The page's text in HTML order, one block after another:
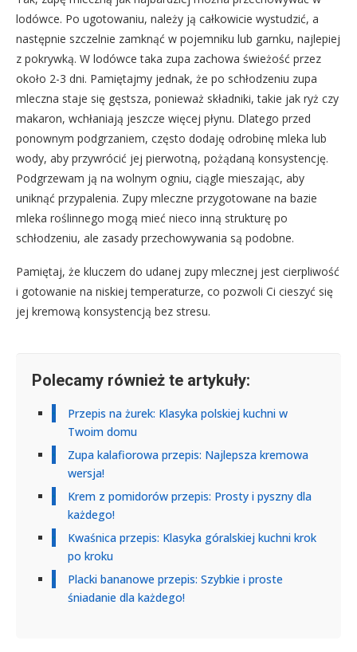
lodówce. Po ugotowaniu, należy ją całkowicie wystudzić, a
następnie szczelnie zamknąć w pojemniku lub garnku, najlepiej
z pokrywką. W lodówce taka zupa zachowa świeżość przez
około 2-3 dni. Pamiętajmy jednak, że po schłodzeniu zupa
mleczna staje się gęstsza, ponieważ składniki, takie jak ryż czy
makaron, wchłaniają jeszcze więcej płynu. Dlatego przed
ponownym podgrzaniem, często dodaję odrobinę mleka lub
wody, aby przywrócić jej pierwotną, pożądaną konsystencję.
Podgrzewam ją na wolnym ogniu, ciągle mieszając, aby
uniknąć przypalenia. Zupy mleczne przygotowane na bazie
mleka roślinnego mogą mieć nieco inną strukturę po
schłodzeniu, ale zasady przechowywania są podobne.
Pamiętaj, że kluczem do udanej zupy mlecznej jest cierpliwość
i gotowanie na niskiej temperaturze, co pozwoli Ci cieszyć się
jej kremową konsystencją bez stresu.
Polecamy również te artykuły:
Przepis na żurek: Klasyka polskiej kuchni w
Twoim domu
Zupa kalafiorowa przepis: Najlepsza kremowa
wersja!
Krem z pomidorów przepis: Prosty i pyszny dla
każdego!
Kwaśnica przepis: Klasyka góralskiej kuchni krok
po kroku
Placki bananowe przepis: Szybkie i proste
śniadanie dla każdego!